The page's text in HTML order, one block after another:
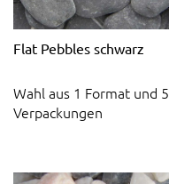
Flat Pebbles schwarz
Wahl aus 1 Format und 5
Verpackungen